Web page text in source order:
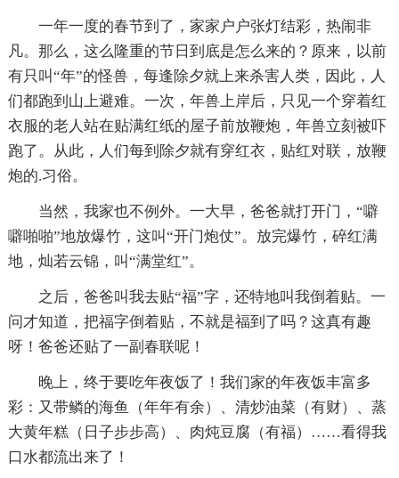
一年一度的春节到了，家家户户张灯结彩，热闹非
凡。那么，这么隆重的节日到底是怎么来的？原来，以前
有只叫“年”的怪兽，每逢除夕就上来杀害人类，因此，人
们都跑到山上避难。一次，年兽上岸后，只见一个穿着红
衣服的老人站在贴满红纸的屋子前放鞭炮，年兽立刻被吓
跑了。从此，人们每到除夕就有穿红衣，贴红对联，放鞭
炮的.习俗。
当然，我家也不例外。一大早，爸爸就打开门，“噼
噼啪啪”地放爆竹，这叫“开门炮仗”。放完爆竹，碎红满
地，灿若云锦，叫“满堂红”。
之后，爸爸叫我去贴“福”字，还特地叫我倒着贴。一
问才知道，把福字倒着贴，不就是福到了吗？这真有趣
呀！爸爸还贴了一副春联呢！
晚上，终于要吃年夜饭了！我们家的年夜饭丰富多
彩：又带鳞的海鱼（年年有余）、清炒油菜（有财）、蒸
大黄年糕（日子步步高）、肉炖豆腐（有福）……看得我
口水都流出来了！